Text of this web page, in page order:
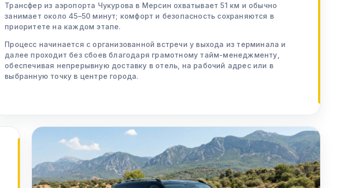
Трансфер из аэропорта Чукурова в Мерсин охватывает 51 км и обычно
занимает около 45–50 минут; комфорт и безопасность сохраняются в
приоритете на каждом этапе.
Процесс начинается с организованной встречи у выхода из терминала и
далее проходит без сбоев благодаря грамотному тайм-менеджменту,
обеспечивая непрерывную доставку в отель, на рабочий адрес или в
выбранную точку в центре города.